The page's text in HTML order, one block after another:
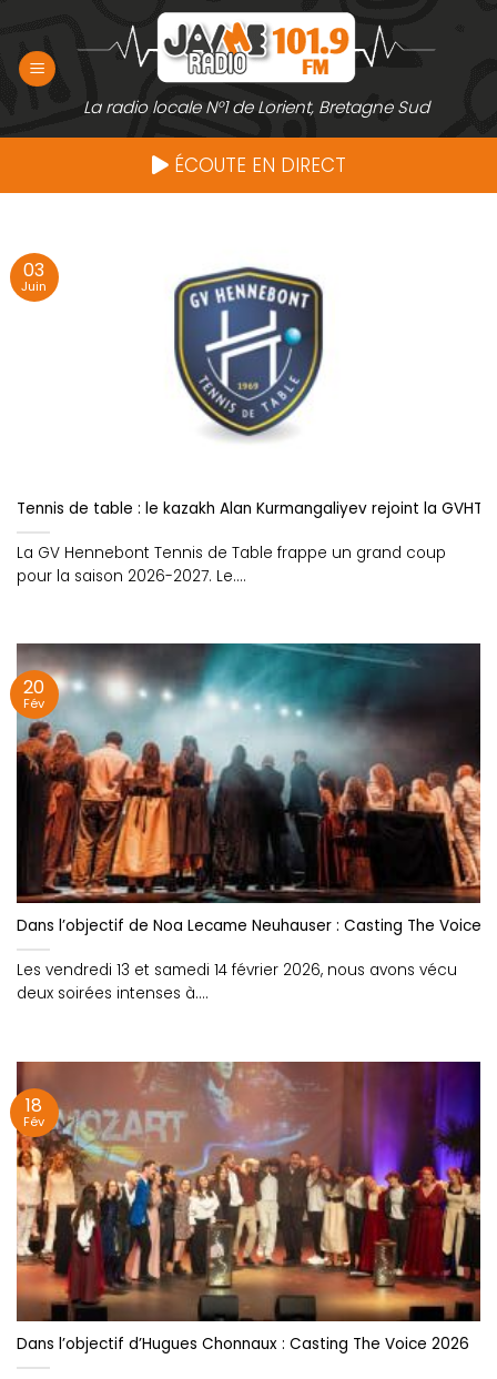
contenu
La radio locale N°1 de Lorient, Bretagne Sud
ÉCOUTE EN DIRECT
Tennis de table : le kazakh Alan Kurmangaliyev rejoint la GVHTT
La GV Hennebont Tennis de Table frappe un grand coup
pour la saison 2026-2027. Le....
03
Juin
Dans l’objectif de Noa Lecame Neuhauser : Casting The Voice
Les vendredi 13 et samedi 14 février 2026, nous avons vécu
deux soirées intenses à....
20
Fév
Dans l’objectif d’Hugues Chonnaux : Casting The Voice 2026
18
Fév